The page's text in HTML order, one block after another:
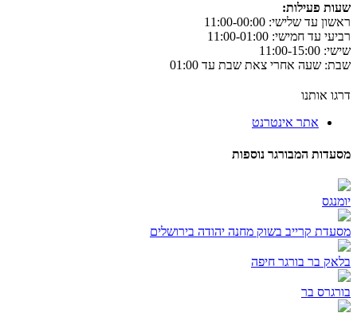
פעילות:
שלישי: 11:00-00:00
חמישי: 11:00-01:00
שעה אחרי צאת שבת עד 01:00
אתר אינטרנט
המבורגר נוספות
קרייב בשוק מחנה יהודה בירושלים
בר בורגר חיפה
בר